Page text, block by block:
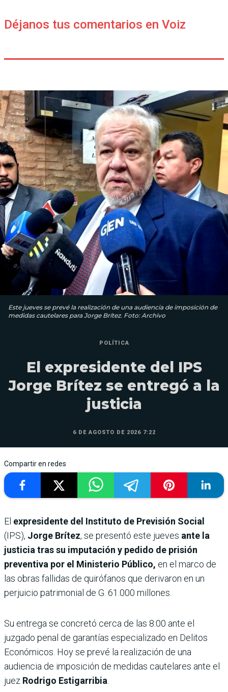
Déjanos tus comentarios en Voiz
Este jueves se prevé la realización de una audiencia de imposición de
medidas cautelares para Jorge Brítez. Foto: Archivo
POLÍTICA
El expresidente del IPS
Jorge Brítez se entregó a la
justicia
6 DE AGOSTO DE 2026 7:22
Compartir en redes
El expresidente del Instituto de Previsión Social
(IPS), Jorge Brítez, se presentó este jueves ante la
justicia tras su imputación y pedido de prisión
preventiva por el Ministerio Público, en el marco de
las obras fallidas de quirófanos que derivaron en un
perjuicio patrimonial de G. 61.000 millones.
Su entrega se concretó cerca de las 8:00 ante el
juzgado penal de garantías especializado en Delitos
Económicos. Hoy se prevé la realización de una
audiencia de imposición de medidas cautelares ante el
juez Rodrigo Estigarribia.